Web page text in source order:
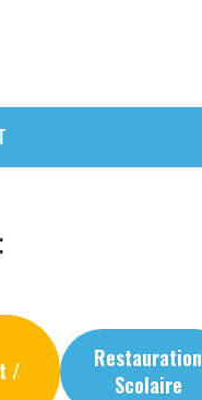
/
Restauration
Scolaire